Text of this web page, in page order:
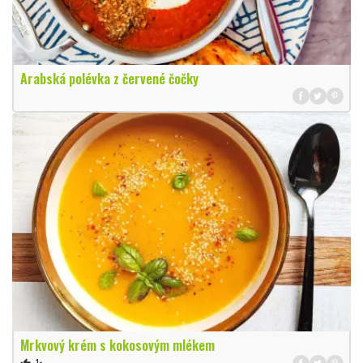
Arabská polévka z červené čočky
Mrkvový krém s kokosovým mlékem